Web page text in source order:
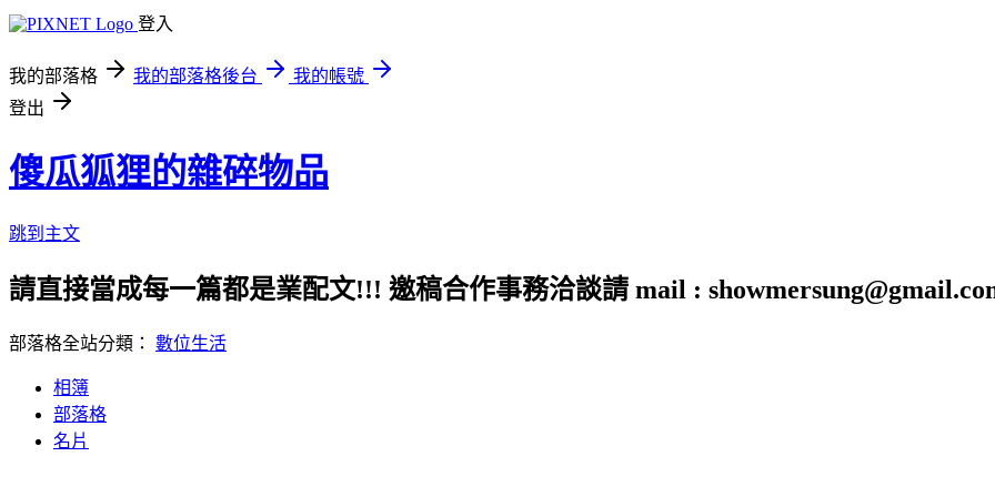
登入
我的部落格 我的部落格後台
我的帳號
登出
傻瓜狐狸的雜碎物品
跳到主文
請直接當成每一篇都是業配文!!! 邀稿合作事務洽談請 mail :
部落格全站分類： 數位生活
相簿
部落格
名片